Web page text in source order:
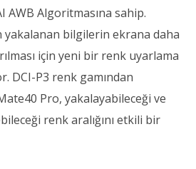
AWB Algoritmasına sahip.
yakalanan bilgilerin ekrana daha
için yeni bir renk uyarlama
DCI-P3 renk gamından
Pro, yakalayabileceği ve
renk aralığını etkili bir